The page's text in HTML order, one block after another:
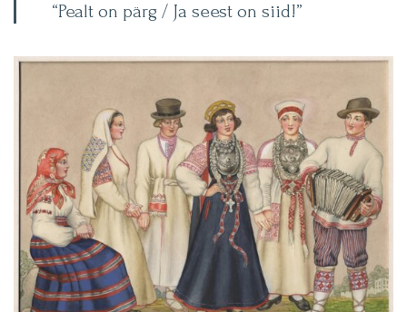
“Pealt on pärg / Ja seest on siid!”